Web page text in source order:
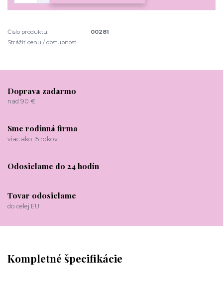
Číslo produktu:
00281
Strážiť cenu / dostupnosť
Doprava zadarmo
nad 90 €
Sme rodinná firma
viac ako 15 rokov
Odosielame do 24 hodín
Tovar odosielame
do celej EU
Kompletné špecifikácie